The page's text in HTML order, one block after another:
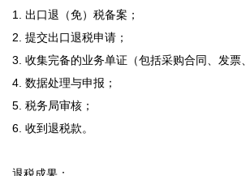
1. 出口退（免）税备案；
2. 提交出口退税申请；
3. 收集完备的业务单证（包括采购合同、发票
4. 数据处理与申报；
5. 税务局审核；
6. 收到退税款。